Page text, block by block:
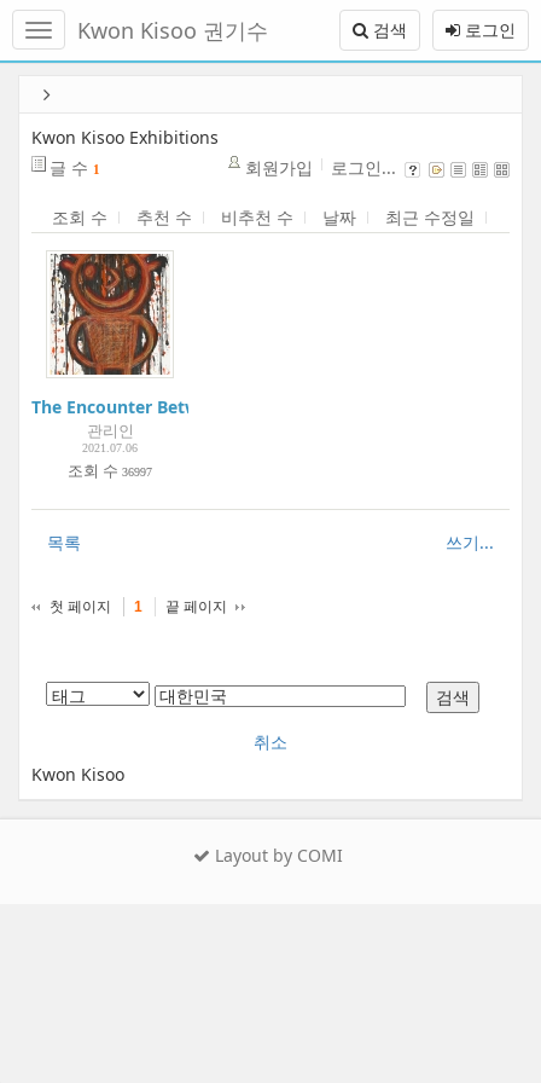
메
토
로그인
검색
Kwon Kisoo 권기수
Kwon Kisoo Exhibitions
글 수 1 회원가입 로그인...
조회 수 추천 수 비추천 수 날짜 최근 수정일
The Encounter Between Hanguel and Korean Painting |
관리인
2021.07.06
조회 수 36997
쓰기...
목록
첫 페이지 1 끝 페이지
취소
Kwon Kisoo
Layout by COMI